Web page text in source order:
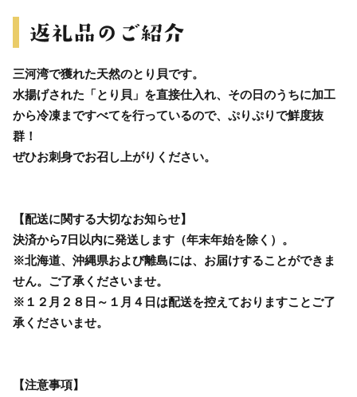
三河湾で獲れた天然のとり貝です。
水揚げされた「とり貝」を直接仕入れ、その日のうちに加工
から冷凍まですべてを行っているので、ぷりぷりで鮮度抜
群！
ぜひお刺身でお召し上がりください。
【配送に関する大切なお知らせ】
決済から7日以内に発送します（年末年始を除く）。
※北海道、沖縄県および離島には、お届けすることができま
せん。ご了承くださいませ。
※１２月２８日～１月４日は配送を控えておりますことご了
承くださいませ。
【注意事項】